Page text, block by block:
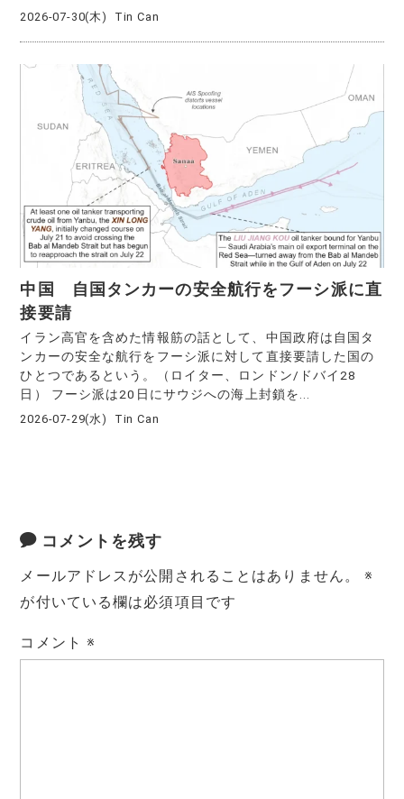
2026-07-30(木) Tin Can
中国 自国タンカーの安全航行をフーシ派に直
接要請
イラン高官を含めた情報筋の話として、中国政府は自国タ
ンカーの安全な航行をフーシ派に対して直接要請した国の
ひとつであるという。（ロイター、ロンドン/ドバイ28
日） フーシ派は20日にサウジへの海上封鎖を...
2026-07-29(水) Tin Can
コメントを残す
メールアドレスが公開されることはありません。
※
が付いている欄は必須項目です
コメント※